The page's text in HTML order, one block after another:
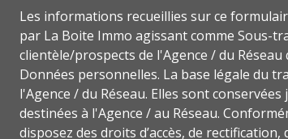
Les informations recueillies sur ce
par La Boite Immo agissant comme Sous-
clientèle/prospects de l'Agence / du
Données personnelles. La base légale du
l'Agence / du Réseau. Elles sont
destinées à l'Agence / au Réseau.
disposez des droits d’accès, de